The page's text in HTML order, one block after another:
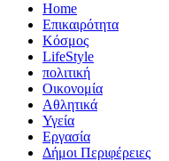
Home
Επικαιρότητα
Κόσμος
LifeStyle
πολιτική
Οικονομία
Αθλητικά
Υγεία
Εργασία
Δήμοι Περιφέρειες